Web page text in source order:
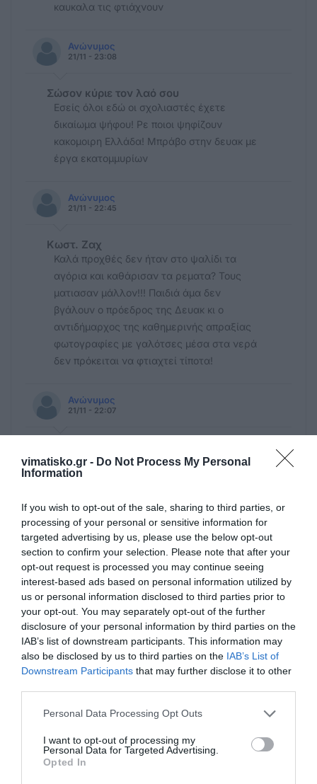
vimatisko.gr - Do Not Process My Personal
Information
If you wish to opt-out of the sale, sharing to third parties, or
processing of your personal or sensitive information for
targeted advertising by us, please use the below opt-out
section to confirm your selection. Please note that after your
opt-out request is processed you may continue seeing
interest-based ads based on personal information utilized by
us or personal information disclosed to third parties prior to
your opt-out. You may separately opt-out of the further
disclosure of your personal information by third parties on the
IAB’s list of downstream participants. This information may
also be disclosed by us to third parties on the IAB’s List of
Downstream Participants that may further disclose it to other
Personal Data Processing Opt Outs
I want to opt-out of processing my
Personal Data for Targeted Advertising.
Opted In
καυκαλα τις φτιάχνουν
Ανώνυμος
21/11 - 23:08
Σώσον κύριε τον λαό σου
Εσείς όλοι εδώ οι σχολιαστές έχετε
δικαίωμα ψήφου! Ρε ποιοι ψηφίζουν
κακομοιρη Ελλάδα! Μπράβο στην δευακ με
έργα εκατομμυρίων
Ανώνυμος
21/11 - 22:45
Κωστ. Ζαχ
Καλά προχθές δεν ήταν στο ψαλίδι τα
αγόρια και καθάρισαν τα ρεματα? Τους
ματιασαν μάλλον!!! Παιδιά άμα δεν
βγάλουν ο πρόεδρος της Δευακ κι ο
αντιδήμαρχος της καθημερινής απραξίας
φωτογραφίες με γαλότσες μέσα στα νερά
δεν πρόκειται να φτιαχτεί τίποτα!
Ανώνυμος
21/11 - 22:07
Ρε χαλαρώστε λιγάκι ένας αγωγός έσπασε
αυτό σημαίνει προχειροδουλειά από την
αλλά στραβά φταίει η ΔΕΥΑΚ;; Ήμαρτον
δηλαδή όλο γκρίνια
Ανώνυμος
21/11 - 22:07
καπως ετσι βγαινουν τα AirBNB
Για οσους σκεφτονται ακομα στην ΚΩ οι
βλαβες ειναι περιπου στις 200 κατ ετος
οταν ο μεσος ορος πανελλαδικα ειναι στις
30 μεσο ορο Τι σημαινει αυτο? Καθε μια
15000 ευρω εως 60000 ευρω Καπως ετσι
που εξαγοραζονται